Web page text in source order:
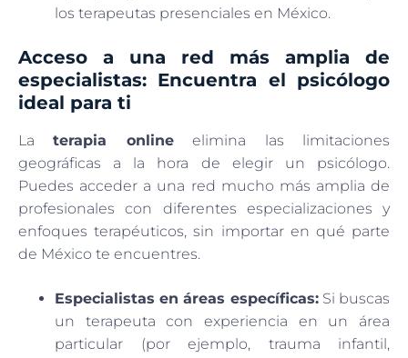
los terapeutas presenciales en México.
Acceso a una red más amplia de
especialistas: Encuentra el psicólogo
ideal para ti
Laterapia onlineelimina las limitaciones
geográficas a la hora de elegir un psicólogo.
Puedes acceder a una red mucho más amplia de
profesionales con diferentes especializaciones y
enfoques terapéuticos, sin importar en qué parte
de México te encuentres.
Especialistas en áreas específicas:Si buscas
un terapeuta con experiencia en un área
particular (por ejemplo, trauma infantil,